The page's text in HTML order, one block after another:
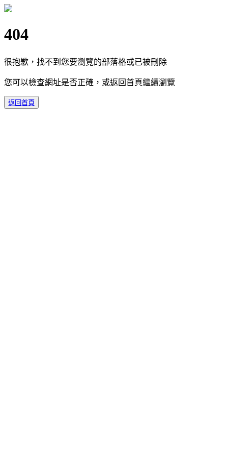
404
很抱歉，找不到您要瀏覽的部落格或已被刪除
您可以檢查網址是否正確，或返回首頁繼續瀏覽
返回首頁